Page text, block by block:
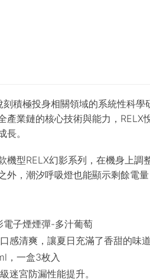
刻積極投身相關領域的系統性科
產業鏈的核心技術與能力，
。
機型RELX幻影系列，在機身上
，潮汐呼吸燈也能顯示剩餘電量
電子煙煙彈-多汁葡萄
感清爽 ，讓夏日充滿了香甜的味道
，一盒3枚入
迷宮防漏性能提升。